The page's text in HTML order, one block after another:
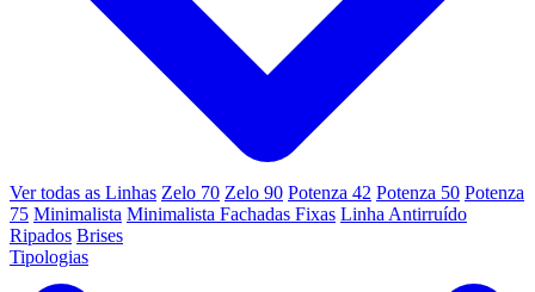
Ver todas as Linhas Zelo 70 Zelo 90 Potenza 42 Potenza 50 Potenza
75 Minimalista Minimalista Fachadas Fixas Linha Antirruído
Ripados Brises
Tipologias